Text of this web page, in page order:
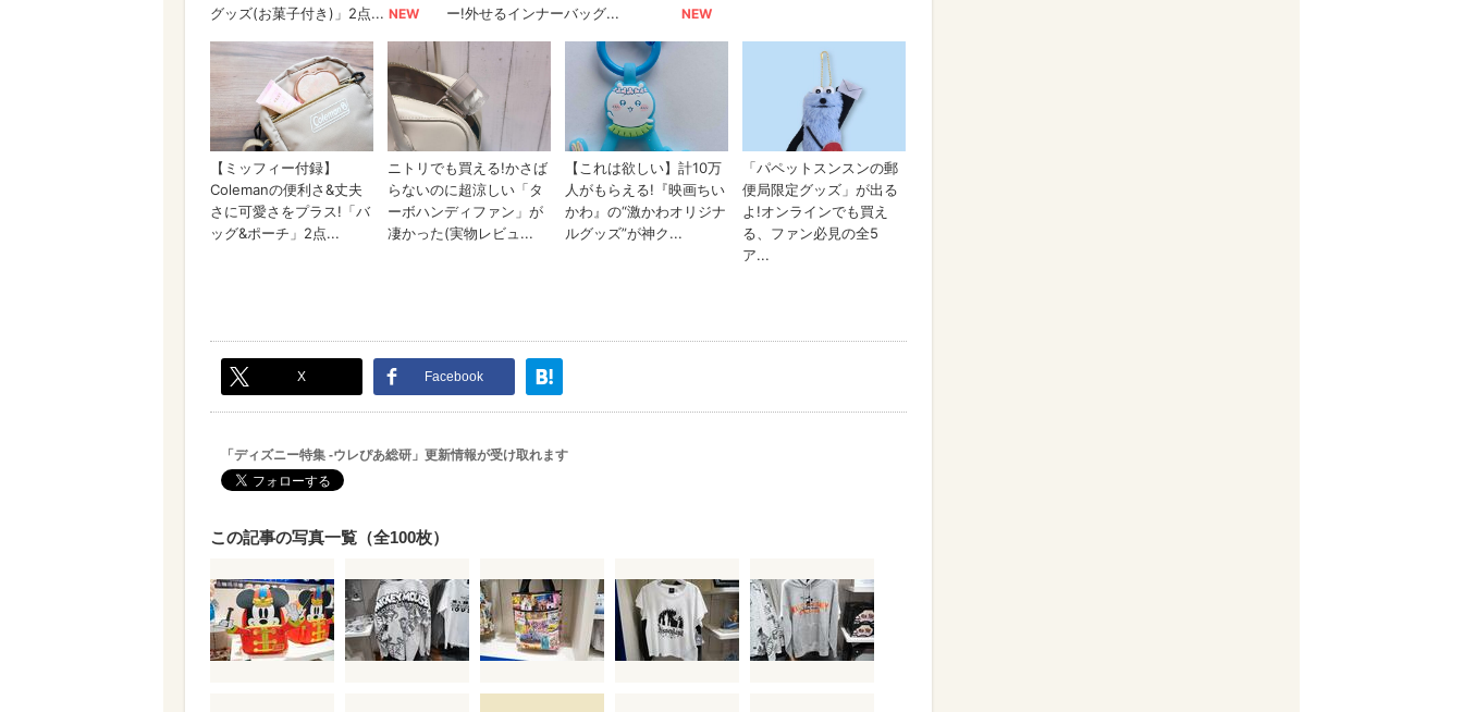
X Facebook
「ディズニー特集 -ウレぴあ総研」更新情報が受け取れます
この記事の写真一覧（全100枚）